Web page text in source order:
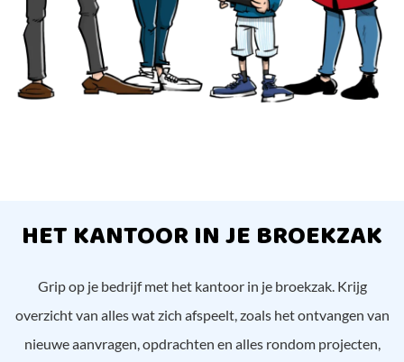
HET KANTOOR IN JE BROEKZAK
Grip op je bedrijf met het kantoor in je broekzak. Krijg
overzicht van alles wat zich afspeelt, zoals het ontvangen van
nieuwe aanvragen, opdrachten en alles rondom projecten,